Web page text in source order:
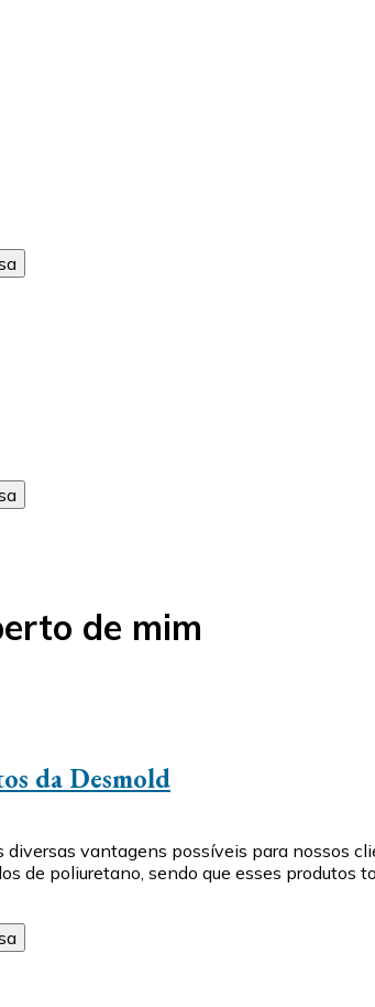
de mim
da Desmold
vantagens possíveis para nossos
de poliuretano, sendo que esses produtos